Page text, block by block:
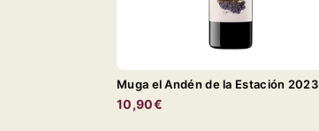
Muga el Andén de la Estación 2023
10,90€